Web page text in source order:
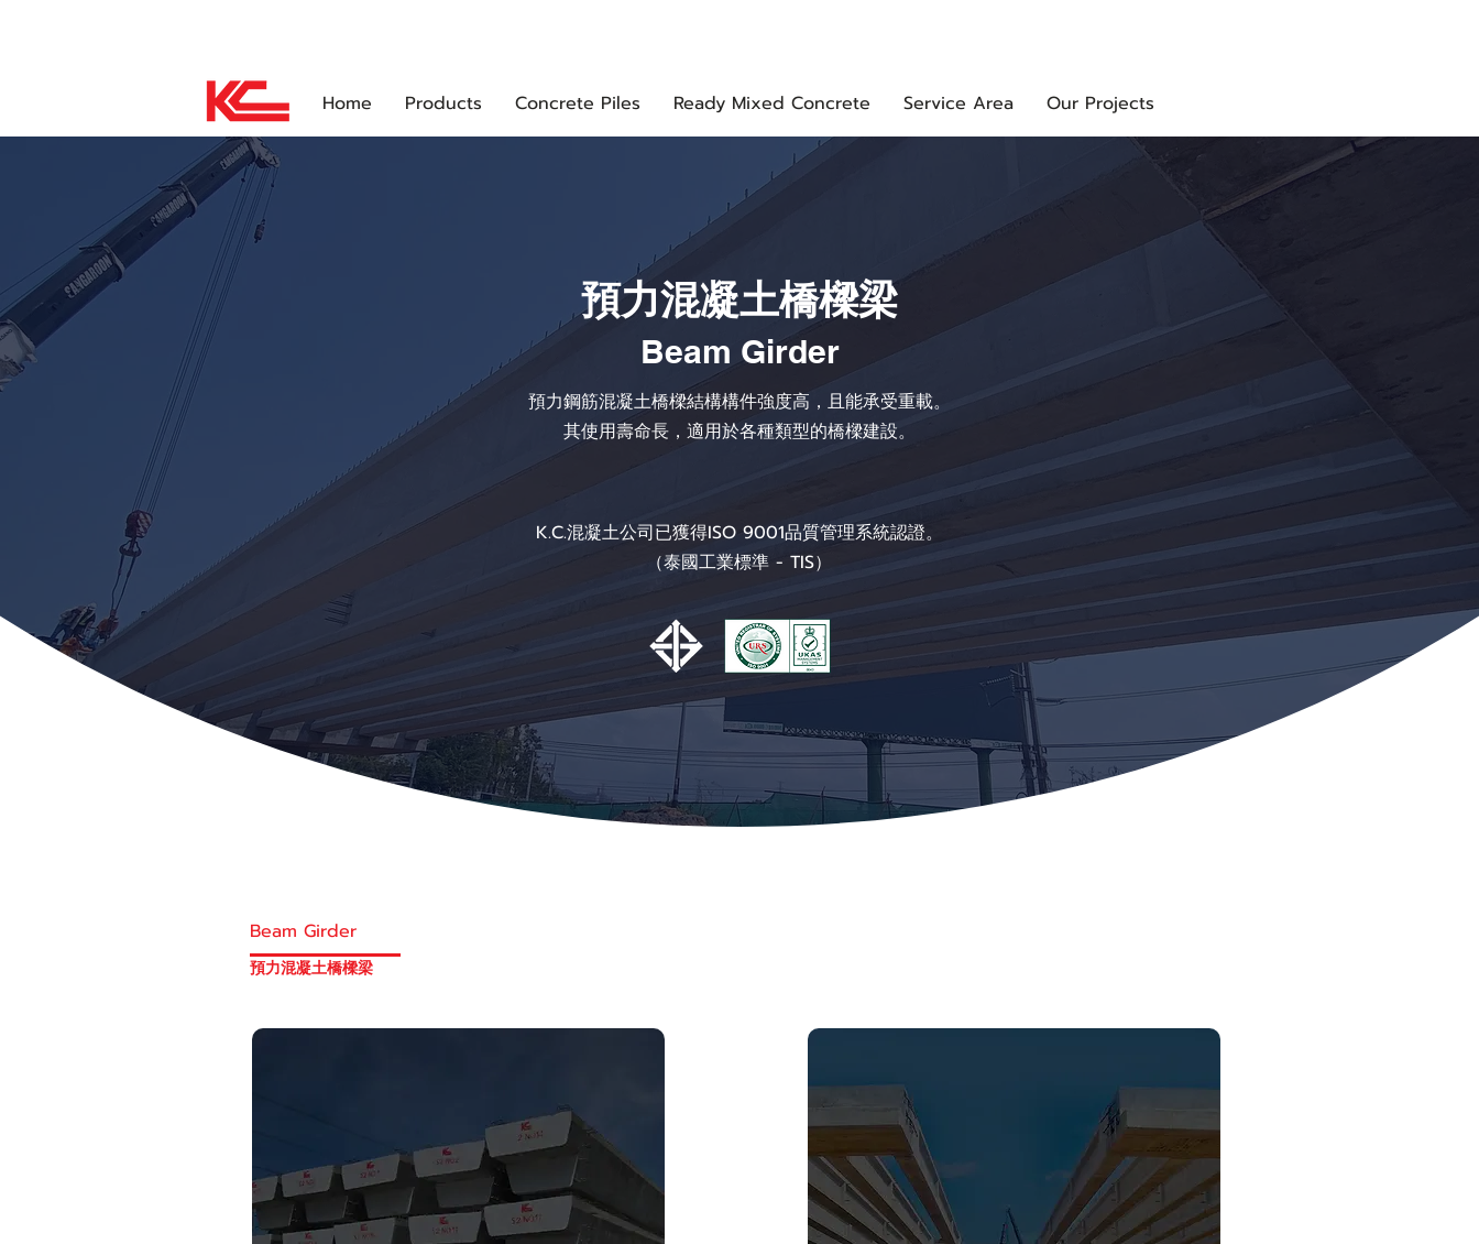
Home Products Concrete Piles Ready Mixed Concrete Service Area Our Projects
預力混凝土橋樑梁
Beam Girder
預力鋼筋混凝土橋樑結構構件強度高，且能承受重載。
其使用壽命長，適用於各種類型的橋樑建設。
K.C.混凝土公司已獲得ISO 9001品質管理系統認證。
（泰國工業標準 - TIS）
Beam Girder
預力混凝土橋樑梁